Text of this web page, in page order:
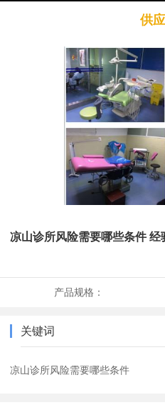
供
凉山诊所风险需要哪些条件 经
产品规格：
关键词
凉山诊所风险需要哪些条件